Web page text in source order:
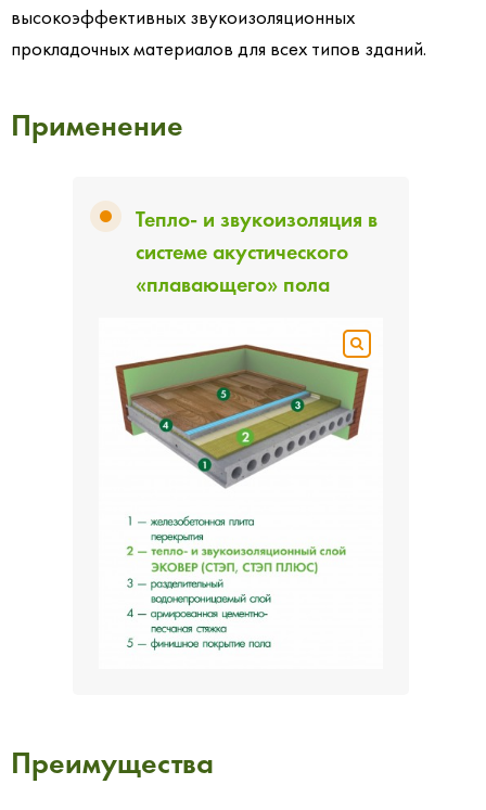
высокоэффективных звукоизоляционных
прокладочных материалов для всех типов зданий.
Применение
Тепло- и звукоизоляция в
системе акустического
«плавающего» пола
Преимущества